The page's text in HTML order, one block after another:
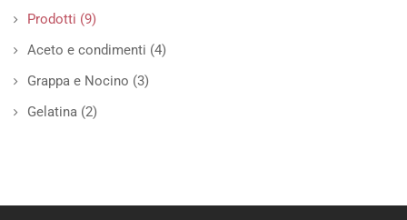
Prodotti (9)
Aceto e condimenti (4)
Grappa e Nocino (3)
Gelatina (2)